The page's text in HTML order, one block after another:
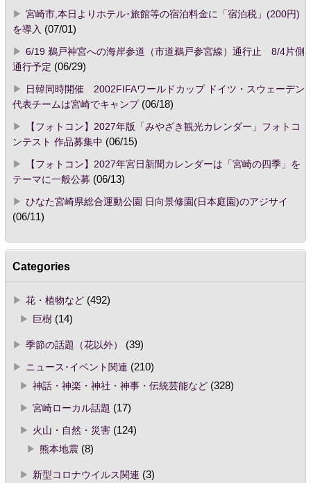
宮崎市,本日よりホテル･旅館等の宿泊料金に「宿泊税」(200円)
を導入 (07/01)
6/19 鵜戸神宮への海岸参道（市道鵜戸参宮線）通行止 8/4片側
通行予定 (06/29)
日韓同時開催 2002FIFAワールドカップ ドイツ・スウェーデン
代表チームは宮崎でキャンプ(06/18)
【フォトコン】2027年版「みやざき観光カレンダー」フォトコ
ンテスト 作品募集中 (06/15)
【フォトコン】2027年宮日新聞カレンダーは「宮崎の四季」を
テーマに一般公募 (06/13)
ひなた宮崎県総合運動公園 日向景修園(日本庭園)のアジサイ
(06/11)
Categories
花・植物など(492)
巨樹(14)
季節の話題（花以外）
(39)
ニュース･イベント関連 (210)
神話・神楽・神社・神事・伝統芸能など(328)
宮崎ローカル話題 (17)
火山・自然・災害(124)
熊本地震(8)
新型コロナウイルス関連 (3)